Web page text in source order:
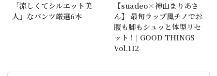
「涼しくてシルエット美
人」なパンツ厳選6本
【suadeo×神山まりあさ
ん】 最旬ラップ風チノでお
腹も脚もシュッと体型リセ
ット！| GOOD THINGS
Vol.112